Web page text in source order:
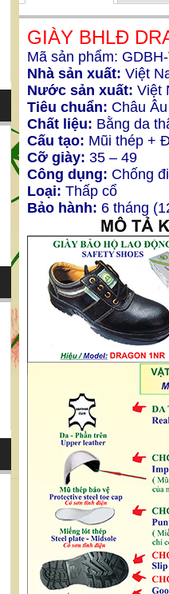
GIÀY BHLĐ
Mã sản phẩm:
Nhà sản xuất: Việt
Nước sản xuất: Việt
Tiêu chuẩn: Châu
Chất liệu: Bằng da
Cấu tạo: Mũi thép +
Cỡ giày: 35 – 49
Công dụng: Chống
Loại: Thấp cổ
Bảo hành: 6 tháng